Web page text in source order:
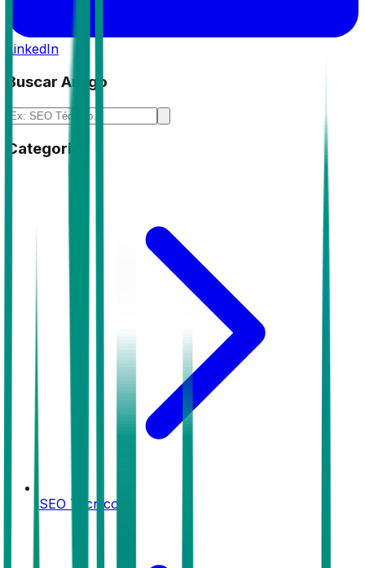
LinkedIn
Buscar Artigo
Categorias
SEO Técnico